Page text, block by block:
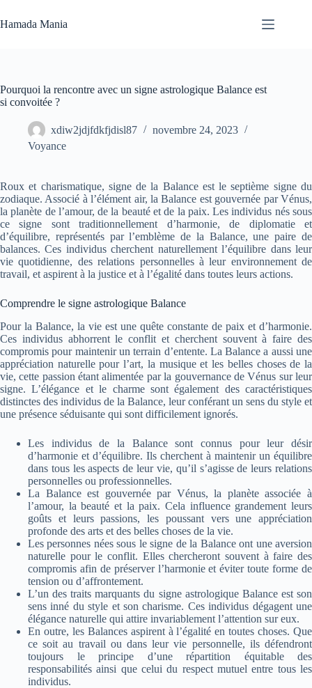
au
contenu
Hamada Mania
Pourquoi la rencontre avec un signe astrologique Balance est
si convoitée ?
xdiw2jdjfdkfjdisl87
novembre 24, 2023
Voyance
Roux et charismatique, signe de la Balance est le septième signe du
zodiaque. Associé à l’élément air, la Balance est gouvernée par Vénus,
la planète de l’amour, de la beauté et de la paix. Les individus nés sous
ce signe sont traditionnellement d’harmonie, de diplomatie et
d’équilibre, représentés par l’emblème de la Balance, une paire de
balances. Ces individus cherchent naturellement l’équilibre dans leur
vie quotidienne, des relations personnelles à leur environnement de
travail, et aspirent à la justice et à l’égalité dans toutes leurs actions.
Comprendre le signe astrologique Balance
Pour la Balance, la vie est une quête constante de paix et d’harmonie.
Ces individus abhorrent le conflit et cherchent souvent à faire des
compromis pour maintenir un terrain d’entente. La Balance a aussi une
appréciation naturelle pour l’art, la musique et les belles choses de la
vie, cette passion étant alimentée par la gouvernance de Vénus sur leur
signe. L’élégance et le charme sont également des caractéristiques
distinctes des individus de la Balance, leur conférant un sens du style et
une présence séduisante qui sont difficilement ignorés.
Les individus de la Balance sont connus pour leur désir
d’harmonie et d’équilibre. Ils cherchent à maintenir un équilibre
dans tous les aspects de leur vie, qu’il s’agisse de leurs relations
personnelles ou professionnelles.
La Balance est gouvernée par Vénus, la planète associée à
l’amour, la beauté et la paix. Cela influence grandement leurs
goûts et leurs passions, les poussant vers une appréciation
profonde des arts et des belles choses de la vie.
Les personnes nées sous le signe de la Balance ont une aversion
naturelle pour le conflit. Elles chercheront souvent à faire des
compromis afin de préserver l’harmonie et éviter toute forme de
tension ou d’affrontement.
L’un des traits marquants du signe astrologique Balance est son
sens inné du style et son charisme. Ces individus dégagent une
élégance naturelle qui attire invariablement l’attention sur eux.
En outre, les Balances aspirent à l’égalité en toutes choses. Que
ce soit au travail ou dans leur vie personnelle, ils défendront
toujours le principe d’une répartition équitable des
responsabilités ainsi que celui du respect mutuel entre tous les
individus.